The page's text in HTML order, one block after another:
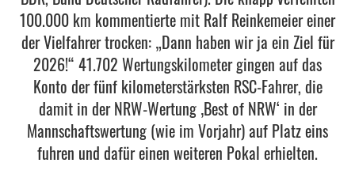
100.000 km kommentierte mit Ralf Reinkemeier einer
der Vielfahrer trocken: „Dann haben wir ja ein Ziel für
2026!“ 41.702 Wertungskilometer gingen auf das
Konto der fünf kilometerstärksten RSC-Fahrer, die
damit in der NRW-Wertung ‚Best of NRW‘ in der
Mannschaftswertung (wie im Vorjahr) auf Platz eins
fuhren und dafür einen weiteren Pokal erhielten.